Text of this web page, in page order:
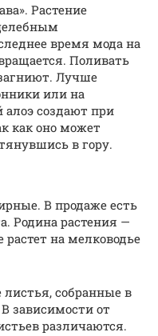
Растение
время мода на
Поливать
Лучше
или на
создают при
как оно может
в гору.
В продаже есть
Родина растения —
на мелководье
собранные в
зависимости от
различаются.